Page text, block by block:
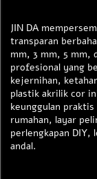
JIN DA
transparan
mm, 3 mm, 5 mm,
profesional yang
kejernihan,
plastik akrilik cor
keunggulan
rumahan, layar
perlengkapan DIY,
andal.